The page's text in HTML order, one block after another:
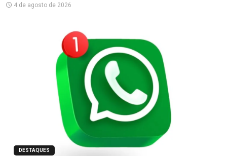
4 de agosto de 2026
DESTAQUES